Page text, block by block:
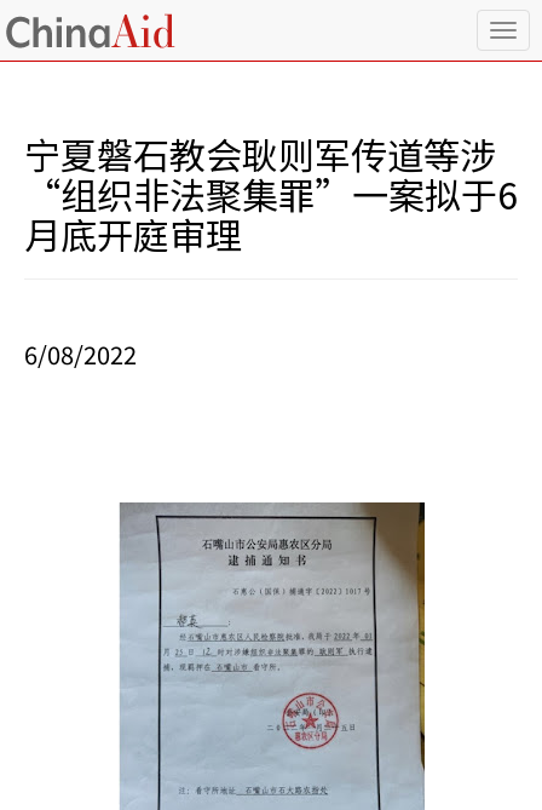
T
o
n
a
宁夏磐石教会耿则军传道等涉
“组织非法聚集罪”一案拟于6
月底开庭审理
6/08/2022